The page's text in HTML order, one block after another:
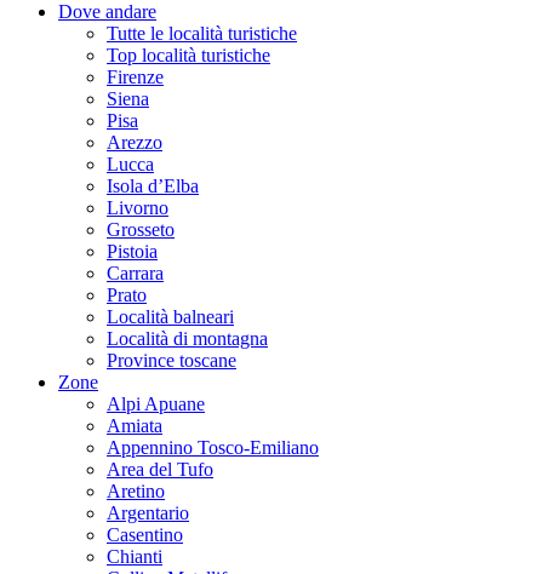
Dove andare
Tutte le località turistiche
Top località turistiche
Firenze
Siena
Pisa
Arezzo
Lucca
Isola d’Elba
Livorno
Grosseto
Pistoia
Carrara
Prato
Località balneari
Località di montagna
Province toscane
Zone
Alpi Apuane
Amiata
Appennino Tosco-Emiliano
Area del Tufo
Aretino
Argentario
Casentino
Chianti